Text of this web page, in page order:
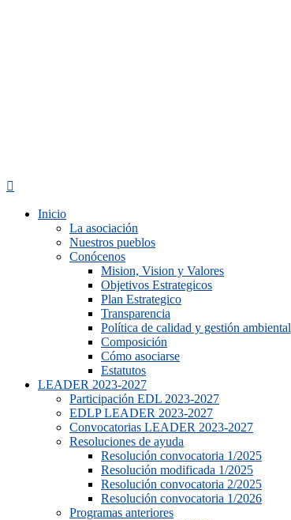
Inicio
La asociación
Nuestros pueblos
Conócenos
Mision, Vision y Valores
Objetivos Estrategicos
Plan Estrategico
Transparencia
Política de calidad y gestión ambiental
Composición
Cómo asociarse
Estatutos
LEADER 2023-2027
Participación EDL 2023-2027
EDLP LEADER 2023-2027
Convocatorias LEADER 2023-2027
Resoluciones de ayuda
Resolución convocatoria 1/2025
Resolución modificada 1/2025
Resolución convocatoria 2/2025
Resolución convocatoria 1/2026
Programas anteriores